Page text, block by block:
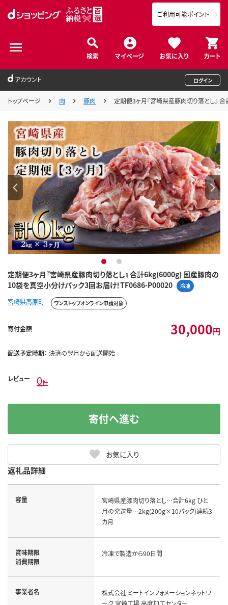
検索 マイページ お気に入り カート
ご利用可能ポイント
アカウント ログイン
トップページ 肉 豚肉 定期便3ヶ月『宮崎県産豚肉切り落とし』
定期便3ヶ月『宮崎県産豚肉切り落とし』 合計6kg(6000g) 国産豚肉の
10袋を真空小分けパック3回お届け！TF0686-P00020
冷凍
1 2
宮崎県高原町 ワンストップオンライン申請対象
寄付金額 30,000円
配送予定時期： 決済の翌月から配送開始
レビュー 0件
お気に入り
寄付へ進む
返礼品詳細
容量
宮崎県産豚肉切り落とし…合計6kg ひと
月の発送量…2kg(200g×10パック)連続3
カ月
賞味期限
消費期限
冷凍で製造から90日間
事業者名
株式会社 ミートインフォメーションネットワ
ーク 宮崎工場 高度加工センター